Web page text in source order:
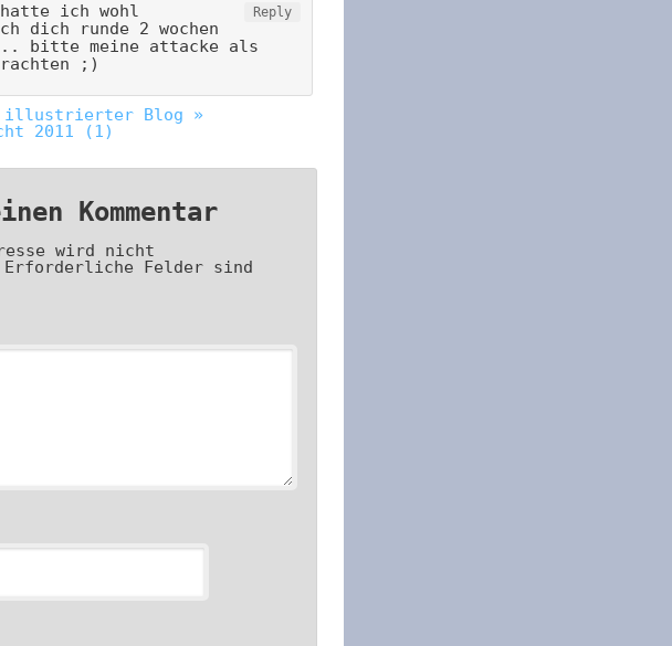
Reply
ich wohl
dich runde 2 wochen
bitte meine attacke als
;)
illustrierter Blog »
2011 (1)
Kommentar
wird nicht
Erforderliche Felder sind